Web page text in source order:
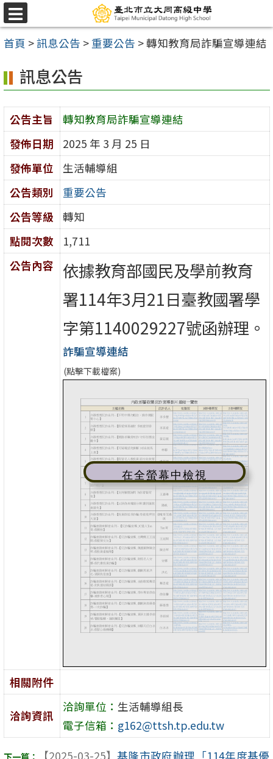
跳
至
主
內
容
區
選
單
首頁 >訊息公告 > 重要公告 >轉知教育局詐騙宣導連結
訊息公告
公告主旨
轉知教育局詐騙宣導連結
發佈日期
2025 年 3 月 25 日
發佈單位
生活輔導組
公告類別
重要公告
公告等級
轉知
點閱次數
1,711
公告內容
依據教育部國民及學前教育
署114年3月21日臺教國署學
字第1140029227號函辦理。
詐騙宣導連結
(點擊下載檔案)
在全螢幕中檢視
相關附件
洽詢資訊
洽詢單位： 生活輔導組長
電子信箱： g162@ttsh.tp.edu.tw
【2025-03-25】 基隆市政府辦理「114年度基優